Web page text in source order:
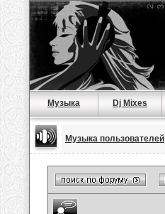
Музыка Dj Mixes
Музыка пользователей